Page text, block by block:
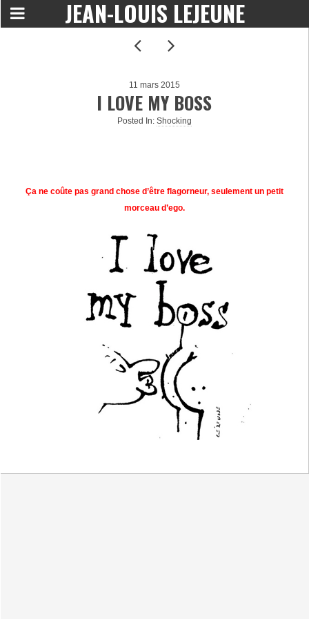
JEAN-LOUIS LEJEUNE
11 mars 2015
I LOVE MY BOSS
Posted In: Shocking
Ça ne coûte pas grand chose d’être flagorneur, seulement un petit
morceau d’ego.